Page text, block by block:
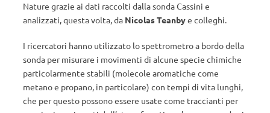
Nature grazie ai dati raccolti dalla sonda Cassini e
analizzati, questa volta, da Nicolas Teanbye colleghi.
I ricercatori hanno utilizzato lo spettrometro a bordo della
sonda per misurare i movimenti di alcune specie chimiche
particolarmente stabili (molecole aromatiche come
metano e propano, in particolare) con tempi di vita lunghi,
che per questo possono essere usate come traccianti per